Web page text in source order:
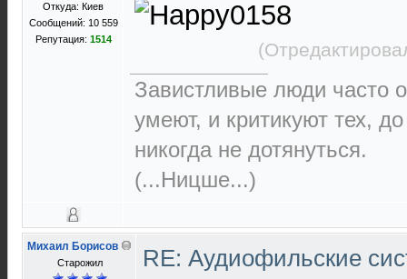
Откуда: Киев
Сообщений: 10 559
Репутация: 1514
Завистливые люди часто
умеют, и критикуют тех,
никогда не дотянуться.
(...Ницше...)
Михаил Борисов
Старожил
RE: Аудиофильские